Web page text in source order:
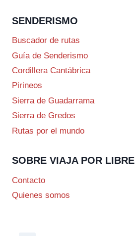
SENDERISMO
Buscador de rutas
Guía de Senderismo
Cordillera Cantábrica
Pirineos
Sierra de Guadarrama
Sierra de Gredos
Rutas por el mundo
SOBRE VIAJA POR LIBRE
Contacto
Quienes somos